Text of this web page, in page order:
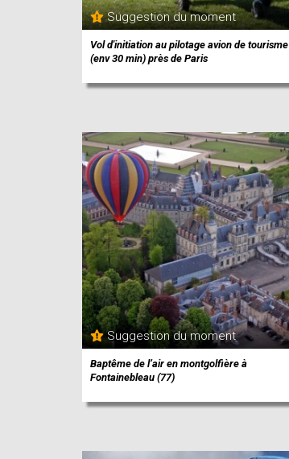
Suggestion du moment
Vol d'initiation au pilotage avion de tourisme
(env 30 min) près de Paris
Suggestion du moment
Baptême de l’air en montgolfière à
Fontainebleau (77)